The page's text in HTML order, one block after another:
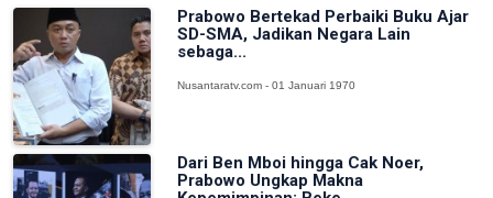
Prabowo Bertekad Perbaiki Buku Ajar
SD-SMA, Jadikan Negara Lain
sebaga...
Nusantaratv.com - 01 Januari 1970
Dari Ben Mboi hingga Cak Noer,
Prabowo Ungkap Makna